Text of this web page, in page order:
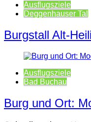
Ausflugsziele
Deggenhauser Tal
Burgstall Alt-
Ausflugsziele
Bad Buchau
Burg und Ort: